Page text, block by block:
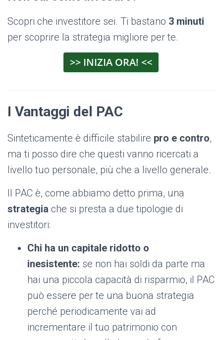
Scopri che investitore sei. Ti bastano 3 minuti
per scoprire la strategia migliore per te.
>> INIZIA ORA! <<
I Vantaggi del PAC
Sinteticamente è difficile stabilire pro e contro,
ma ti posso dire che questi vanno ricercati a
livello tuo personale, più che a livello generale.
Il PAC è, come abbiamo detto prima, una
strategia che si presta a due tipologie di
investitori:
Chi ha un capitale ridotto o
inesistente: se non hai soldi da parte ma
hai una piccola capacità di risparmio, il PAC
può essere per te una buona strategia
perché periodicamente vai ad
incrementare il tuo patrimonio con